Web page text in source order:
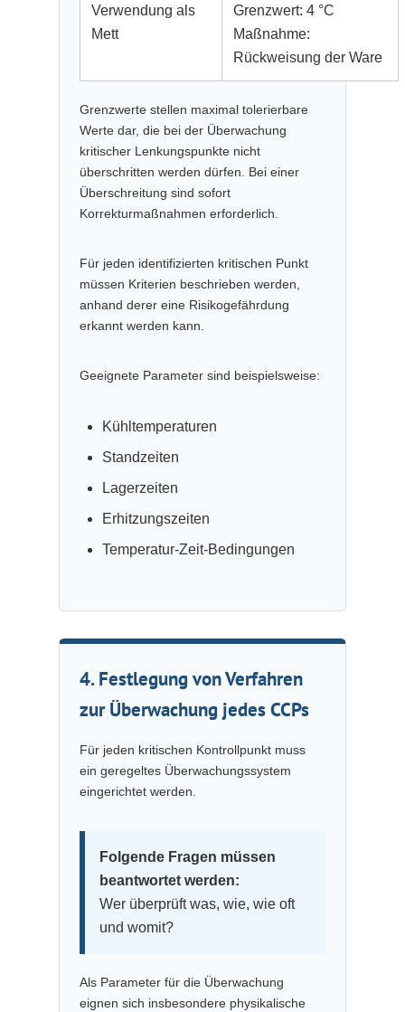
Verwendung als
Mett
Grenzwert: 4 °C
Maßnahme:
Rückweisung der Ware
Grenzwerte stellen maximal tolerierbare
Werte dar, die bei der Überwachung
kritischer Lenkungspunkte nicht
überschritten werden dürfen. Bei einer
Überschreitung sind sofort
Korrekturmaßnahmen erforderlich.
Für jeden identifizierten kritischen Punkt
müssen Kriterien beschrieben werden,
anhand derer eine Risikogefährdung
erkannt werden kann.
Geeignete Parameter sind beispielsweise:
Kühltemperaturen
Standzeiten
Lagerzeiten
Erhitzungszeiten
Temperatur-Zeit-Bedingungen
4. Festlegung von Verfahren
zur Überwachung jedes CCPs
Für jeden kritischen Kontrollpunkt muss
ein geregeltes Überwachungssystem
eingerichtet werden.
Folgende Fragen müssen
beantwortet werden:
Wer überprüft was, wie, wie oft
und womit?
Als Parameter für die Überwachung
eignen sich insbesondere physikalische